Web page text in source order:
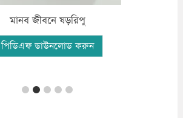
মানব জীবনে ষড়রিপু
পিডিএফ ডাউনলোড করুন